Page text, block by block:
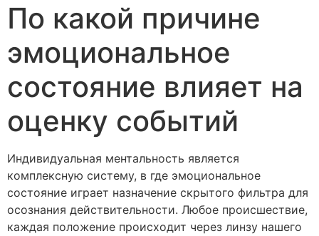
По какой причине
эмоциональное
состояние влияет на
оценку событий
Индивидуальная ментальность является
комплексную систему, в где эмоциональное
состояние играет назначение скрытого фильтра для
осознания действительности. Любое происшествие,
каждая положение происходит через линзу нашего